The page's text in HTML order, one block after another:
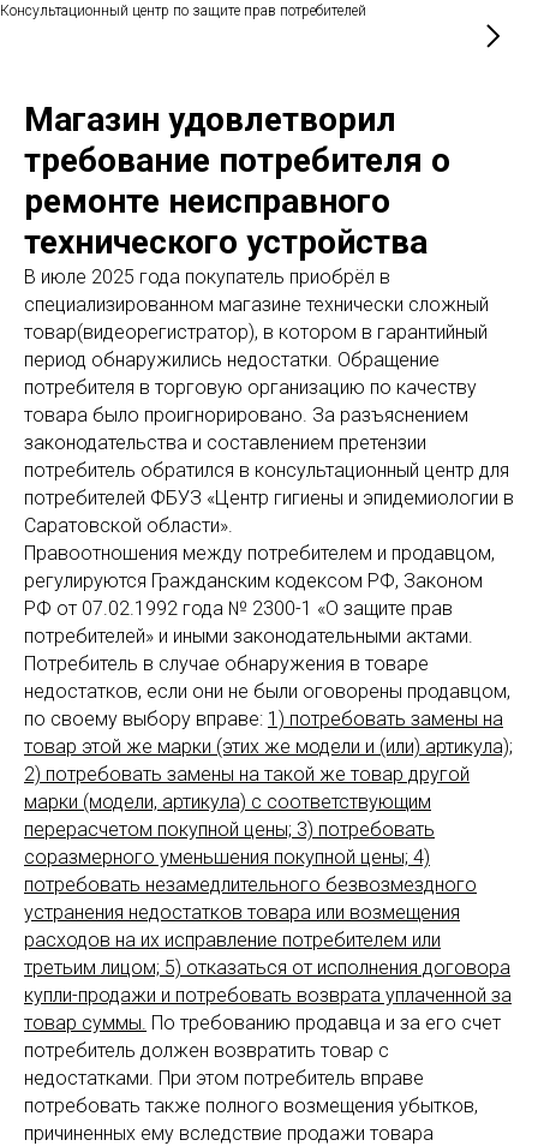
Консультационный центр по защите прав потребителей
Магазин удовлетворил
требование потребителя о
ремонте неисправного
технического устройства
В июле 2025 года покупатель приобрёл в
специализированном магазине технически сложный
товар(видеорегистратор), в котором в гарантийный
период обнаружились недостатки. Обращение
потребителя в торговую организацию по качеству
товара было проигнорировано. За разъяснением
законодательства и составлением претензии
потребитель обратился в консультационный центр для
потребителей ФБУЗ «Центр гигиены и эпидемиологии в
Саратовской области».
Правоотношения между потребителем и продавцом,
регулируются Гражданским кодексом РФ, Законом
РФ от 07.02.1992 года № 2300-1 «О защите прав
потребителей» и иными законодательными актами.
Потребитель в случае обнаружения в товаре
недостатков, если они не были оговорены продавцом,
по своему выбору вправе: 1) потребовать замены на
товар этой же марки (этих же модели и (или) артикула);
2) потребовать замены на такой же товар другой
марки (модели, артикула) с соответствующим
перерасчетом покупной цены; 3) потребовать
соразмерного уменьшения покупной цены; 4)
потребовать незамедлительного безвозмездного
устранения недостатков товара или возмещения
расходов на их исправление потребителем или
третьим лицом; 5) отказаться от исполнения договора
купли-продажи и потребовать возврата уплаченной за
товар суммы. По требованию продавца и за его счет
потребитель должен возвратить товар с
недостатками. При этом потребитель вправе
потребовать также полного возмещения убытков,
причиненных ему вследствие продажи товара